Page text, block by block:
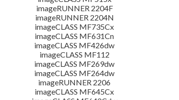
imageRUNNER 2204F
imageRUNNER 2204N
imageCLASS MF735Cx
imageCLASS MF631Cn
imageCLASS MF426dw
imageCLASS MF112
imageCLASS MF269dw
imageCLASS MF264dw
imageRUNNER 2206
imageCLASS MF645Cx